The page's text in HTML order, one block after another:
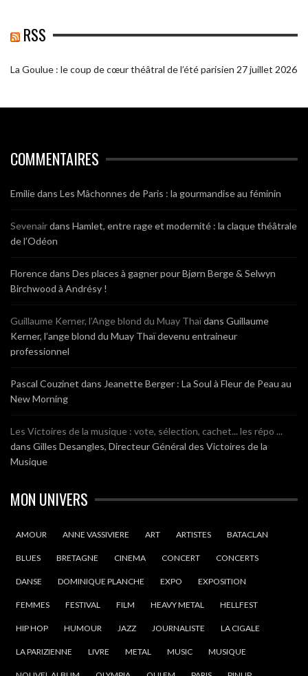
RSS
La Goulue : le coup de cœur théâtral de l’été parisien 27 juillet 2026
COMMENTAIRES
Emiliedans Les Mâchonnes de Paris : la gourmandise au féminin
Sevenairdans Hamlet, entre rage et modernité : la claque théâtrale
de l’Odéon
Florencedans Des places à gagner pour Bjørn Berge & Selwyn
Birchwood à Andrésy !
Guillaume Kerner, l’Ange blond du Muay Thaïdans Guillaume
Kerner, l’ange blond du Muay Thaï devenu entraineur
professionnel
Pascal Couzinet dans Jeanette Berger : La Soul à Fleur de Peau au
New Morning
Les Victoires de la musique : vote, sélection, cachet... les répo ...
dans Gilles Desangles, Directeur Général des Victoires de la
Musique
MON UNIVERS
AMOUR ANNE VASSIVIERE ART ARTISTES BATACLAN
BLUES BRETAGNE CINEMA CONCERT CONCERTS
DANSE DOMINIQUE PLANCHE EXPO EXPOSITION
FEMMES FESTIVAL FILM HEAVY METAL HELLFEST
HIP HOP HUMOUR JAZZ JOURNALISTE LA CIGALE
LA PARIZIENNE LIVRE METAL MUSIC MUSIQUE